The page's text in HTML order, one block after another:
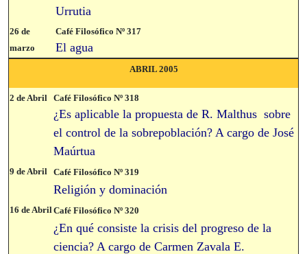
Urrutia
26 de
marzo
Café Filosófico Nº 317
El agua
ABRIL 2005
2 de Abril Café Filosófico Nº 318
¿Es aplicable la propuesta de R. Malthus sobre
el control de la sobrepoblación? A cargo de José
Maúrtua
9 de Abril Café Filosófico Nº 319
Religión y dominación
16 de AbrilCafé Filosófico Nº 320
¿En qué consiste la crisis del progreso de la
ciencia? A cargo de Carmen Zavala E.